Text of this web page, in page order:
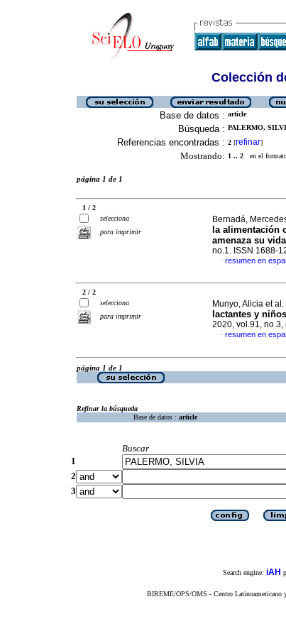
Colección
Base de datos : article
Búsqueda : PALERMO,
Referencias encontradas : 2 [refinar]
Mostrando: 1 .. 2 en el
página 1 de 1
1 / 2
selecciona
para imprimir
Bernadá,
la alimentación
amenaza su
no.1. ISSN 1688-
· resumen en
2 / 2
selecciona
para imprimir
Munyo, Alicia et al.
lactantes y
2020, vol.91,
· resumen en
página 1 de 1
Refinar la búsqueda
Base de datos : article
Buscar
1
2
3
Search engine: iAH
BIREME/OPS/OMS - Centro Latinoamericano